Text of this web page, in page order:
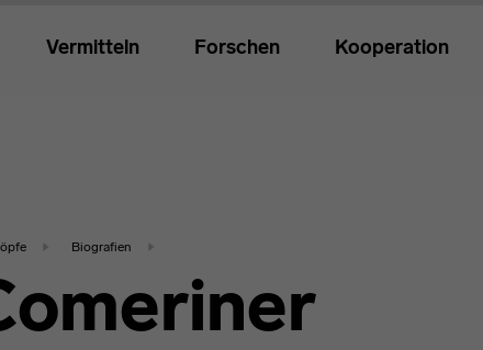
Vermitteln Forschen Kooperation
Biografien